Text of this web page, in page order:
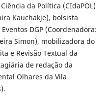
da Política (CIdaPOL)
Kauchakje), bolsista
DGP (Coordenadora:
Simon), mobilizadora do
e Revisão Textual da
de redação da
Olhares da Vila